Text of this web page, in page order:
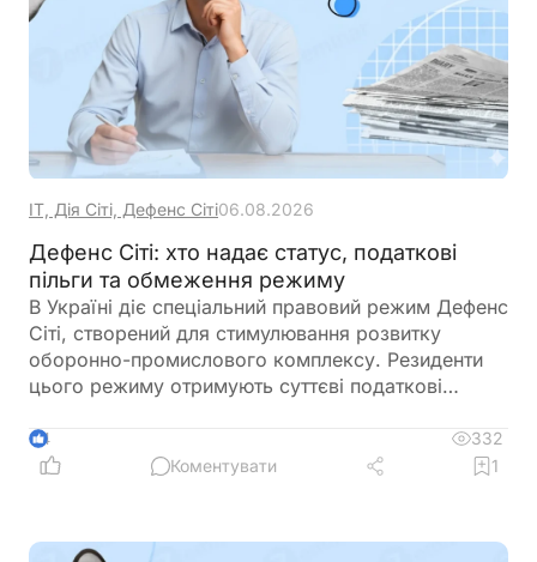
ІТ, Дія Сіті, Дефенс Сіті06.08.2026
Дефенс Сіті: хто надає статус, податкові
пільги та обмеження режиму
В Україні діє спеціальний правовий режим Дефенс
Сіті, створений для стимулювання розвитку
оборонно-промислового комплексу. Резиденти
цього режиму отримують суттєві податкові
цільового використання прибутку, обмеження на
виплату дивідендів та інвестиційні правила.
4
332
Коментувати
1